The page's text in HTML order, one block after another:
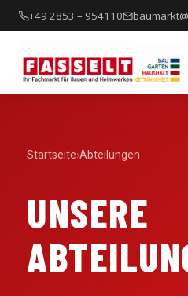
springen
+49 2853 – 954110
Startseite›Abteilungen
UNSERE